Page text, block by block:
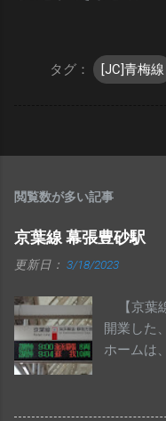
タグ： [JC]青梅線
閲覧数が多い記事
京葉線 幕張豊砂駅
更新日： 3/18/2023
【京葉
開業した
ホームは
導入さ